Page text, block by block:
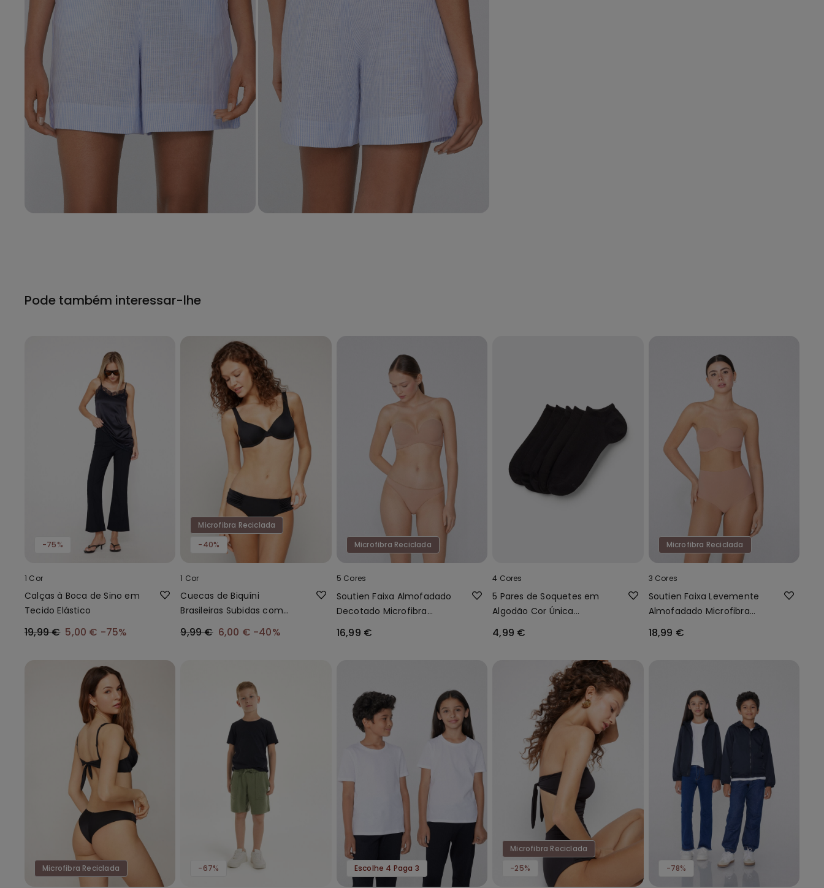
Pode também interessar-lhe
-75%
1 Cor
Calças à Boca de Sino em
Tecido Elástico
19,99 € 5,00 € -75%
Microfibra Reciclada
-40%
1 Cor
Cuecas de Biquíni
Brasileiras Subidas com
9,99 € 6,00 € -40%
Microfibra Reciclada
5 Cores
Soutien Faixa Almofadado
Decotado Microfibra
16,99 €
4 Cores
5 Pares de Soquetes em
Algodão Cor Única
4,99 €
Microfibra Reciclada
3 Cores
Soutien Faixa Levemente
Almofadado Microfibra
18,99 €
Microfibra Reciclada -67% Escolhe 4 Paga 3
Microfibra Reciclada
-25%
-78%